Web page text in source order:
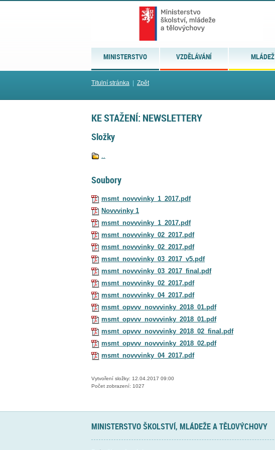
MINISTERSTVO VZDĚLÁVÁNÍ MLÁDEŽ
Titulní stránka Zpět
KE STAŽENÍ: NEWSLETTERY
Složky
..
Soubory
msmt_novvvinky_1_2017.pdf
Novvvinky 1
msmt_novvvinky_1_2017.pdf
msmt_novvvinky_02_2017.pdf
msmt_novvvinky_02_2017.pdf
msmt_novvvinky_03_2017_v5.pdf
msmt_novvvinky_03_2017_final.pdf
msmt_novvvinky_02_2017.pdf
msmt_novvvinky_04_2017.pdf
msmt_opvvv_novvvinky_2018_01.pdf
msmt_opvvv_novvvinky_2018_01.pdf
msmt_opvvv_novvvinky_2018_02_final.pdf
msmt_opvvv_novvvinky_2018_02.pdf
msmt_novvvinky_04_2017.pdf
Vytvoření složky: 12.04.2017 09:00
Počet zobrazení: 1027
MINISTERSTVO ŠKOLSTVÍ, MLÁDEŽE A TĚLOVÝCHOVY